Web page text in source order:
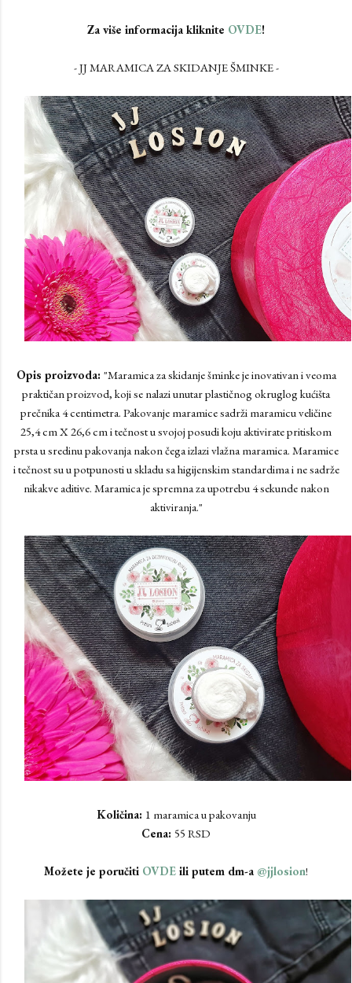
Za više informacija kliknite OVDE!
- JJ MARAMICA ZA SKIDANJE ŠMINKE -
Opis proizvoda: "Maramica za skidanje šminke je inovativan i veoma
praktičan proizvod, koji se nalazi unutar plastičnog okruglog kućišta
prečnika 4 centimetra. Pakovanje maramice sadrži maramicu veličine
25,4 cm X 26,6 cm i tečnost u svojoj posudi koju aktivirate pritiskom
prsta u sredinu pakovanja nakon čega izlazi vlažna maramica. Maramice
i tečnost su u potpunosti u skladu sa higijenskim standardima i ne sadrže
nikakve aditive. Maramica je spremna za upotrebu 4 sekunde nakon
aktiviranja."
Količina: 1 maramica u pakovanju
Cena: 55 RSD
Možete je poručiti OVDE ili putem dm-a @jjlosion!